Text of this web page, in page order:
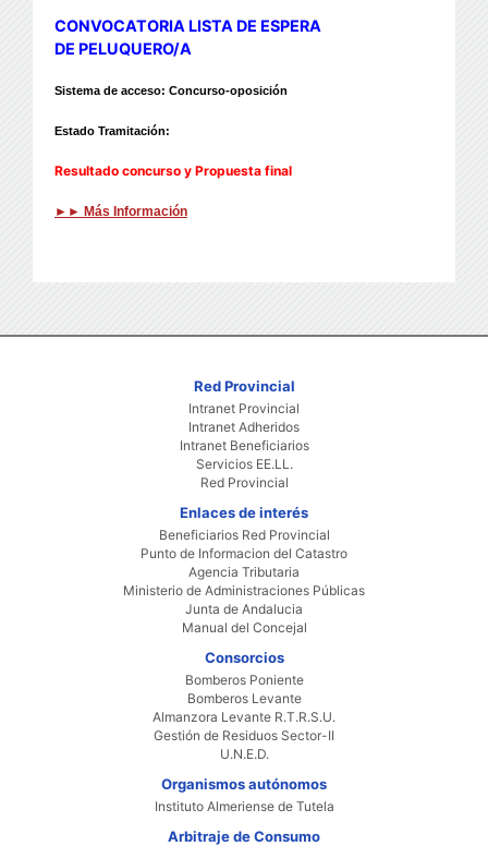
CONVOCATORIA LISTA DE ESPERA
DE PELUQUERO/A
Sistema de acceso: Concurso-oposición
Estado Tramitación:
Resultado concurso y Propuesta final
►► ​Más Información
Red Provincial
Intranet Provincial
Intranet Adheridos
Intranet Beneficiarios
Servicios EE.LL.
Red Provincial
Enlaces de interés
Beneficiarios Red Provincial
Punto de Informacion del Catastro
Agencia Tributaria
Ministerio de Administraciones Públicas
Junta de Andalucia
Manual del Concejal
Consorcios
Bomberos Poniente
Bomberos Levante
Almanzora Levante R.T.R.S.U.
Gestión de Residuos Sector-II
U.N.E.D.
Organismos autónomos
Instituto Almeriense de Tutela
Arbitraje de Consumo